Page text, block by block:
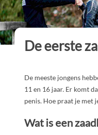
De eerste
De meeste jongens
11 en 16 jaar. Er komt
penis. Hoe praat je met
Wat is een